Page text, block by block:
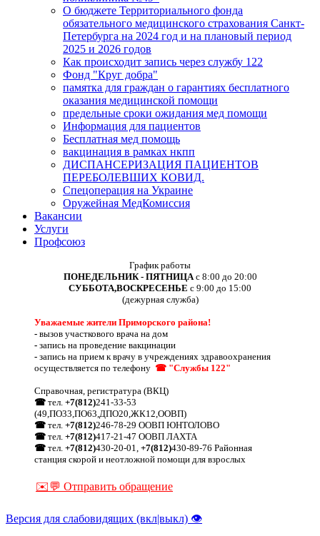
О бюджете Территориального фонда
обязательного медицинского страхования Санкт-
Петербурга на 2024 год и на плановый период
2025 и 2026 годов
Как происходит запись через службу 122
Фонд "Круг добра"
памятка для граждан о гарантиях бесплатного
оказания медицинской помощи
предельные сроки ожидания мед помощи
Информация для пациентов
Бесплатная мед помощь
вакцинация в рамках нкпп
ДИСПАНСЕРИЗАЦИЯ ПАЦИЕНТОВ
ПЕРЕБОЛЕВШИХ КОВИД.
Спецоперация на Украине
Оружейная МедКомиссия
Вакансии
Услуги
Профсоюз
График работы
ПОНЕДЕЛЬНИК - ПЯТНИЦА с 8:00 до 20:00
СУББОТА,ВОСКРЕСЕНЬЕ с 9:00 до 15:00
(дежурная служба)
Уважаемые жители Приморского района!
- вызов участкового врача на дом
- запись на проведение вакцинации
- запись на прием к врачу в учреждениях здравоохранения
осуществляется по телефону ☎ "Службы 122"
Справочная, регистратура (ВКЦ)
☎ тел. +7(812)241-33-53
(49,ПО33,ПО63,ДПО20,ЖК12,ООВП)
☎ тел. +7(812)246-78-29 ООВП ЮНТОЛОВО
☎ тел. +7(812)417-21-47 ООВП ЛАХТА
☎ тел. +7(812)430-20-01, +7(812)430-89-76 Районная
станция скорой и неотложной помощи для взрослых
✉️💬 Отправить обращение
Версия для слабовидящих (вкл|выкл) 👁